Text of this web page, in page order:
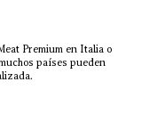
Premium en Italia o
países pueden